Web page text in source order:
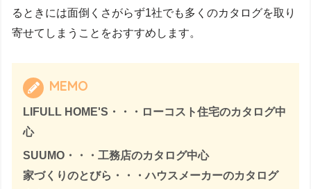
るときには面倒くさがらず1社でも多くのカタログを取り
寄せてしまうことをおすすめします。
MEMO
LIFULL HOME'S・・・ローコスト住宅のカタログ中
心
SUUMO・・・工務店のカタログ中心
家づくりのとびら・・・ハウスメーカーのカタログ